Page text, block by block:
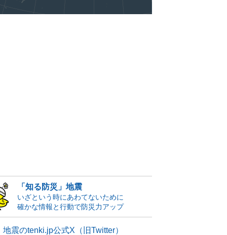
「知る防災」地震
いざという時にあわてないために
確かな情報と行動で防災力アップ
地震のtenki.jp公式X（旧Twitter）